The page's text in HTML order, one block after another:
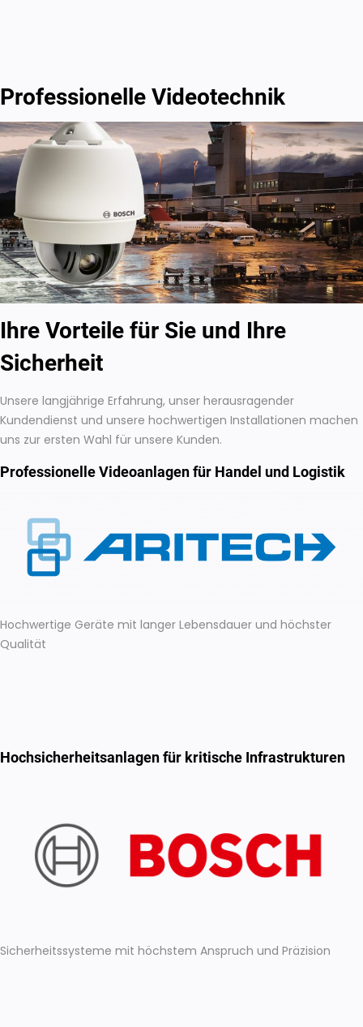
Professionelle Videotechnik
Ihre Vorteile für Sie und Ihre
Sicherheit
Unsere langjährige Erfahrung, unser herausragender
Kundendienst und unsere hochwertigen Installationen machen
uns zur ersten Wahl für unsere Kunden.
Professionelle Videoanlagen für Handel und Logistik
Hochwertige Geräte mit langer Lebensdauer und höchster
Qualität
Hochsicherheitsanlagen für kritische Infrastrukturen
Sicherheitssysteme mit höchstem Anspruch und Präzision